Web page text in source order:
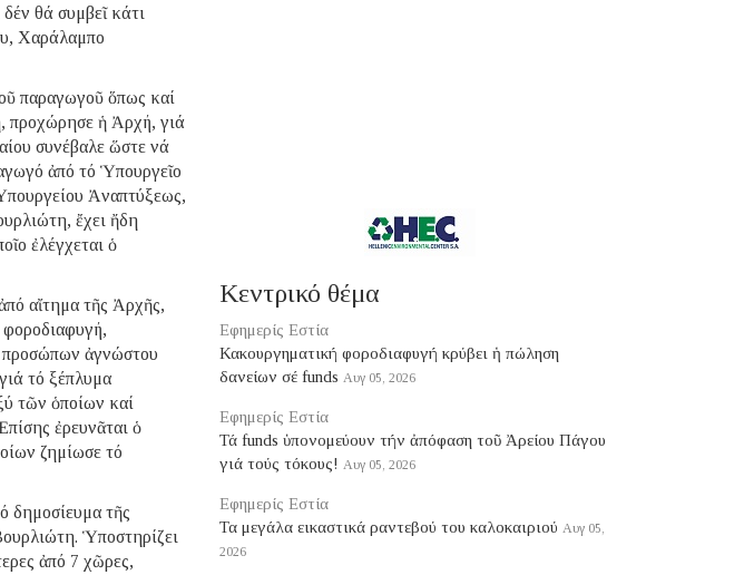
θά συμβεῖ κάτι
Χαράλαμπο
παραγωγοῦ ὅπως καί
προχώρησε ἡ Ἀρχή, γιά
συνέβαλε ὥστε νά
ἀπό τό Ὑπουργεῖο
Ἀναπτύξεως,
ἔχει ἤδη
ἐλέγχεται ὁ
αἴτημα τῆς Ἀρχῆς,
φοροδιαφυγή,
προσώπων ἀγνώστου
τό ξέπλυμα
τῶν ὁποίων καί
ἐρευνᾶται ὁ
ζημίωσε τό
δημοσίευμα τῆς
Ὑποστηρίζει
ἀπό 7 χῶρες,
Κεντρικό θέμα
Εφημερίς Εστία
Κακουργηματική φοροδιαφυγή κρύβει ἡ πώληση
δανείων σέ funds Αυγ 05, 2026
Εφημερίς Εστία
Τά funds ὑπονομεύουν τήν ἀπόφαση τοῦ Ἀρείου Πάγου
γιά τούς τόκους! Αυγ 05, 2026
Εφημερίς Εστία
Τα μεγάλα εικαστικά ραντεβού του καλοκαιριού Αυγ 05,
2026